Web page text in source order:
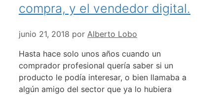
compra, y el vendedor digital.
junio 21, 2018 por Alberto Lobo
Hasta hace solo unos años cuando un
comprador profesional quería saber si un
producto le podía interesar, o bien llamaba a
algún amigo del sector que ya lo hubiera